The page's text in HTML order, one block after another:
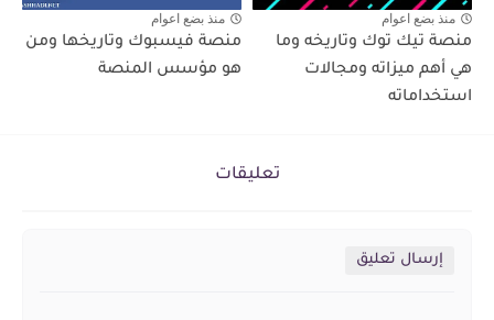
منذ بضع اعوام
منصة تيك توك وتاريخه وما
هي أهم ميزاته ومجالات
استخداماته
منذ بضع اعوام
منصة فيسبوك وتاريخها ومن
هو مؤسس المنصة
تعليقات
إرسال تعليق